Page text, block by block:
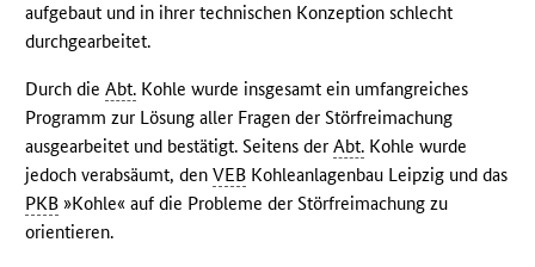
aufgebaut und in ihrer technischen Konzeption schlecht
durchgearbeitet.
Durch dieAbt. Kohle wurde insgesamt ein umfangreiches
Programm zur Lösung aller Fragen der Störfreimachung
ausgearbeitet und bestätigt. Seitens derAbt. Kohle wurde
jedoch verabsäumt, denVEB Kohleanlagenbau Leipzig und das
PKB »Kohle« auf die Probleme der Störfreimachung zu
orientieren.